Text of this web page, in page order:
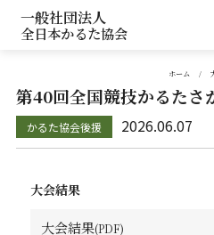
一般社団法人
全日本かるた協会
ホーム
第40回全国競技かるたさ
2026.06.07
大会結果
大会結果